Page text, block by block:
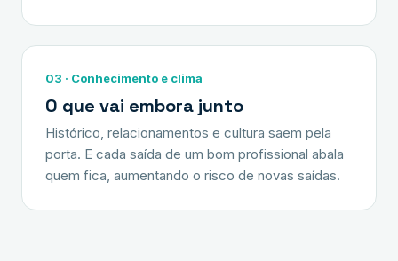
03 · Conhecimento e clima
O que vai embora junto
Histórico, relacionamentos e cultura saem pela
porta. E cada saída de um bom profissional abala
quem fica, aumentando o risco de novas saídas.